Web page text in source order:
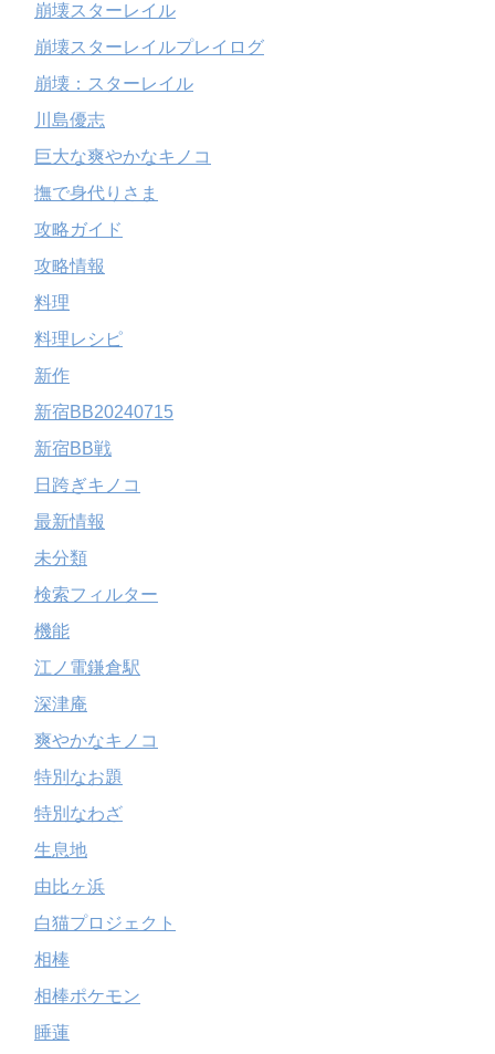
崩壊スターレイル
崩壊スターレイルプレイログ
崩壊：スターレイル
川島優志
巨大な爽やかなキノコ
撫で身代りさま
攻略ガイド
攻略情報
料理
料理レシピ
新作
新宿BB20240715
新宿BB戦
日跨ぎキノコ
最新情報
未分類
検索フィルター
機能
江ノ電鎌倉駅
深津庵
爽やかなキノコ
特別なお題
特別なわざ
生息地
由比ヶ浜
白猫プロジェクト
相棒
相棒ポケモン
睡蓮